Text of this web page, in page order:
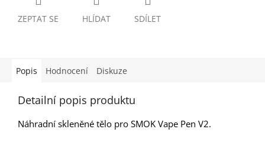
ZEPTAT SE HLÍDAT SDÍLET
Popis Hodnocení Diskuze
Detailní popis produktu
Náhradní skleněné tělo pro SMOK Vape Pen V2.